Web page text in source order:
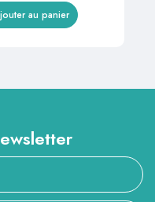
au panier